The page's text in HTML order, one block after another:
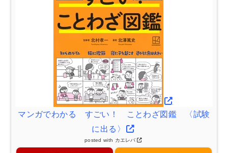
マンガでわかる すごい！ ことわざ図鑑 〈試験
に出る〉
posted with カエレバ